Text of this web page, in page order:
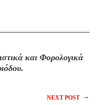
και Φορολογικά
NEXT POST →